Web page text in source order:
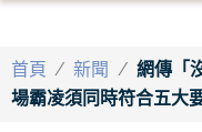
首頁 / 新聞 / 網傳「
場霸凌須同時符合五大